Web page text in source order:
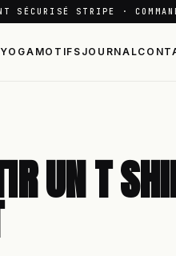
SÉCURISÉ STRIPE ·
YOGA MOTIFS JOURNAL
UN T